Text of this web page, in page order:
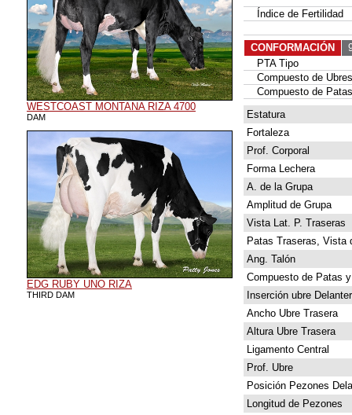
WESTCOAST MONTANA RIZA 4700
DAM
EDG RUBY UNO RIZA
THIRD DAM
Índice de Fertilidad
CONFORMACIÓN
PTA Tipo
Compuesto de Ubres
Compuesto de
Estatura
Fortaleza
Prof. Corporal
Forma Lechera
A. de la Grupa
Amplitud de Grupa
Vista Lat. P. Traseras
Patas Traseras, Vista
Ang. Talón
Compuesto de Patas
Inserción ubre
Ancho Ubre Trasera
Altura Ubre Trasera
Ligamento Central
Prof. Ubre
Posición Pezones
Longitud de Pezones